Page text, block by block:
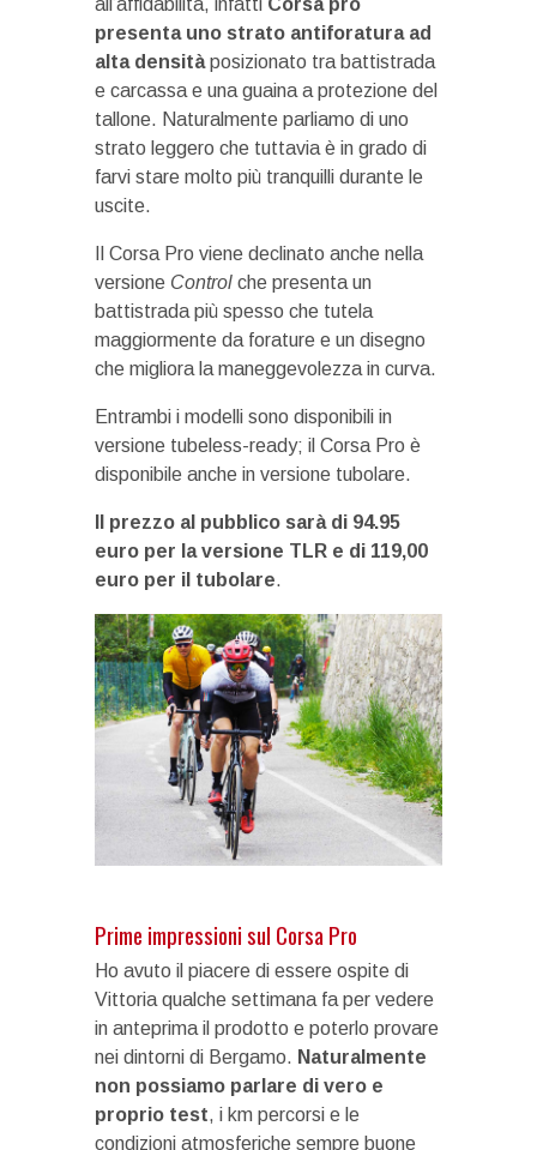
all’affidabilità, infatti Corsa pro
presenta uno strato antiforatura ad
alta densitàposizionato tra battistrada
e carcassa e una guaina a protezione del
tallone. Naturalmente parliamo di uno
strato leggero che tuttavia è in grado di
farvi stare molto più tranquilli durante le
uscite.
Il Corsa Pro viene declinato anche nella
versione Control che presenta un
battistrada più spesso che tutela
maggiormente da forature e un disegno
che migliora la maneggevolezza in curva.
Entrambi i modelli sono disponibili in
versione tubeless-ready; il Corsa Pro è
disponibile anche in versione tubolare.
Il prezzo al pubblico sarà di 94.95
euro per la versione TLR e di 119,00
euro per il tubolare.
Prime impressioni sul Corsa Pro
Ho avuto il piacere di essere ospite di
Vittoria qualche settimana fa per vedere
in anteprima il prodotto e poterlo provare
nei dintorni di Bergamo. Naturalmente
non possiamo parlare di vero e
proprio test, i km percorsi e le
condizioni atmosferiche sempre buone